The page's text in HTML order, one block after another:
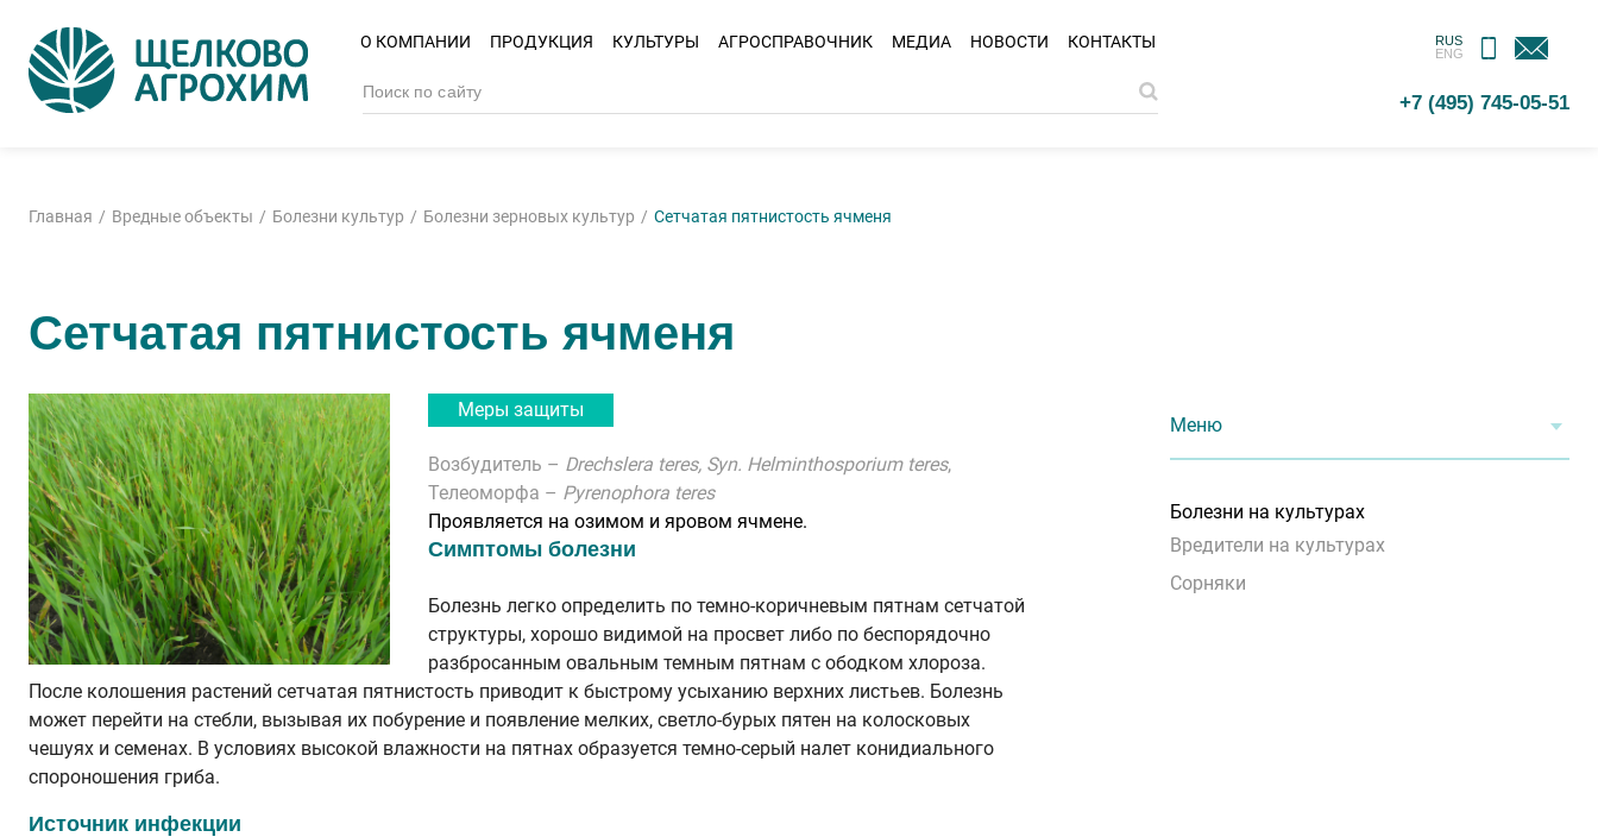
О КОМПАНИИ ПРОДУКЦИЯ КУЛЬТУРЫ АГРОСПРАВОЧНИК МЕДИА НОВОСТИ КОНТАКТЫ
RUS
ENG
МОБИЛЬНОЕ
ПРИЛОЖЕНИЕ
ОБРАТНАЯ
СВЯЗЬ
+7 (495) 745-05-51
Главная Вредные объекты Болезни культур Болезни зерновых культур Сетчатая пятнистость ячменя
Сетчатая пятнистость ячменя
Меры защиты
Возбудитель – Drechslera teres, Syn. Helminthosporium teres,
Телеоморфа – Pyrenophora teres
Проявляется на озимом и яровом ячмене.
Симптомы болезни
Болезнь легко определить по темно-коричневым пятнам сетчатой
структуры, хорошо видимой на просвет либо по беспорядочно
разбросанным овальным темным пятнам с ободком хлороза.
После колошения растений сетчатая пятнистость приводит к быстрому усыханию верхних листьев. Болезнь
может перейти на стебли, вызывая их побурение и появление мелких, светло-бурых пятен на колосковых
чешуях и семенах. В условиях высокой влажности на пятнах образуется темно-серый налет конидиального
спороношения гриба.
Источник инфекции
Меню
Болезни на культурах
Вредители на культурах
Сорняки